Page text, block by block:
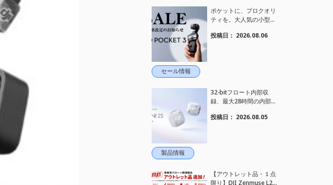
セール情報
ポケットに、プロクオリ
ティを。大人気の小型カ
定価がさらにお値下げさ
投稿日： 2026.08.06
製品情報
32-bitフロート内部収
録、最大28時間の内部録
応、2段階AIノイズキャ
投稿日： 2026.08.05
【アウトレット品・１点
限り】DJI Zenmuse L2